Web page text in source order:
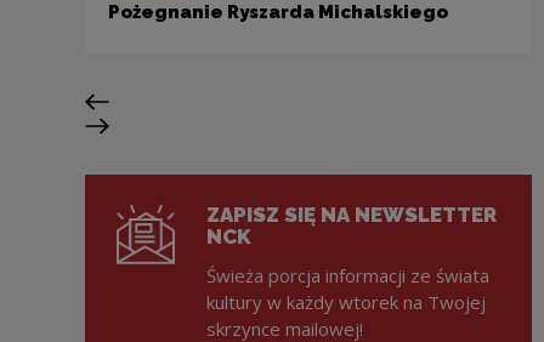
Pożegnanie Ryszarda Michalskiego
Poprzedni slajd
Następny slajd
ZAPISZ SIĘ NA NEWSLETTER
NCK
Świeża porcja informacji ze świata
kultury w każdy wtorek na Twojej
skrzynce mailowej!